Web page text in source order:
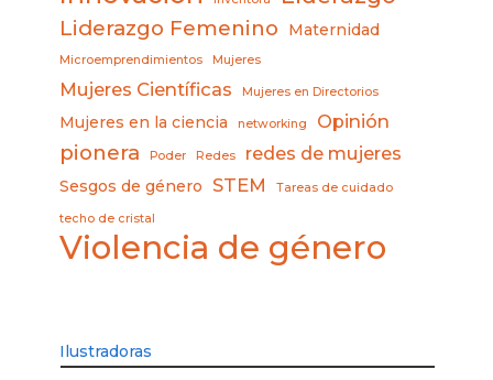
Liderazgo Femenino Maternidad
Microemprendimientos Mujeres
Mujeres Científicas Mujeres en Directorios
Mujeres en la ciencia networking Opinión
pionera Poder Redes redes de mujeres
Sesgos de género STEM Tareas de cuidado
techo de cristal
Violencia de género
Ilustradoras